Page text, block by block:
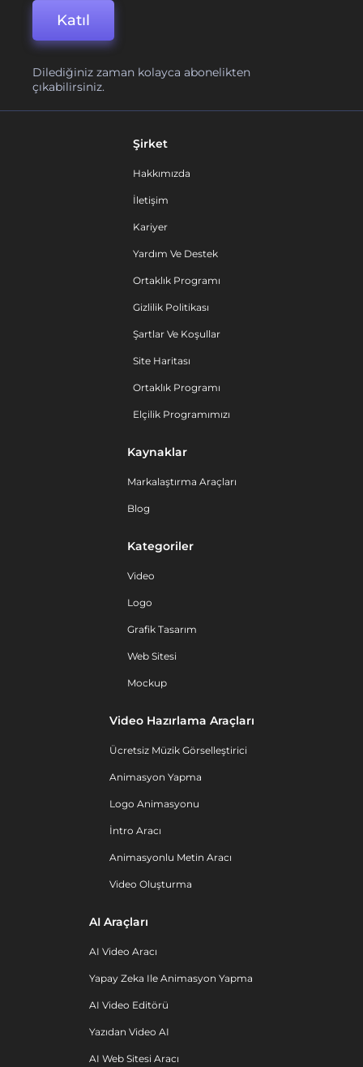
Katıl
Dilediğiniz zaman kolayca abonelikten
çıkabilirsiniz.
Şirket
Hakkımızda
İletişim
Kariyer
Yardım Ve Destek
Ortaklık Programı
Gizlilik Politikası
Şartlar Ve Koşullar
Site Haritası
Ortaklık Programı
Elçilik Programımızı
Kaynaklar
Markalaştırma Araçları
Blog
Kategoriler
Video
Logo
Grafik Tasarım
Web Sitesi
Mockup
Video Hazırlama Araçları
Ücretsiz Müzik Görselleştirici
Animasyon Yapma
Logo Animasyonu
İntro Aracı
Animasyonlu Metin Aracı
Video Oluşturma
AI Araçları
AI Video Aracı
Yapay Zeka Ile Animasyon Yapma
AI Video Editörü
Yazıdan Video AI
AI Web Sitesi Aracı